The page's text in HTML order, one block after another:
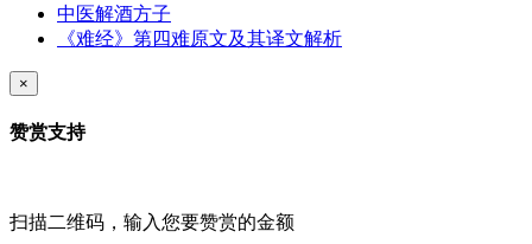
中医解酒方子
《难经》第四难原文及其译文解析
×
赞赏支持
扫描二维码，输入您要赞赏的金额